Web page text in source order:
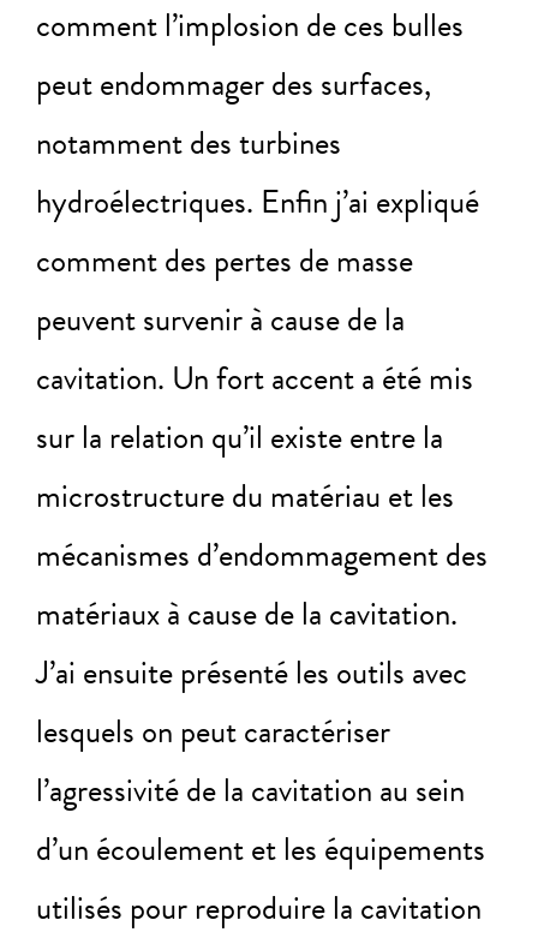
comment l’implosion de ces bulles
peut endommager des surfaces,
notamment des turbines
hydroélectriques. Enfin j’ai expliqué
comment des pertes de masse
peuvent survenir à cause de la
cavitation. Un fort accent a été mis
sur la relation qu’il existe entre la
microstructure du matériau et les
mécanismes d’endommagement des
matériaux à cause de la cavitation.
J’ai ensuite présenté les outils avec
lesquels on peut caractériser
l’agressivité de la cavitation au sein
d’un écoulement et les équipements
utilisés pour reproduire la cavitation